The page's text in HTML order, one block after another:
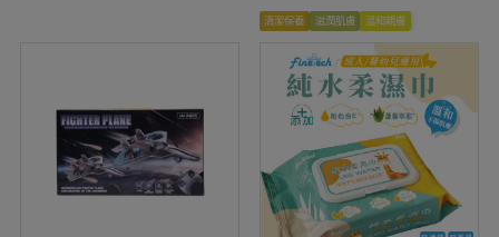
清潔保養 滋潤肌膚 溫和親膚